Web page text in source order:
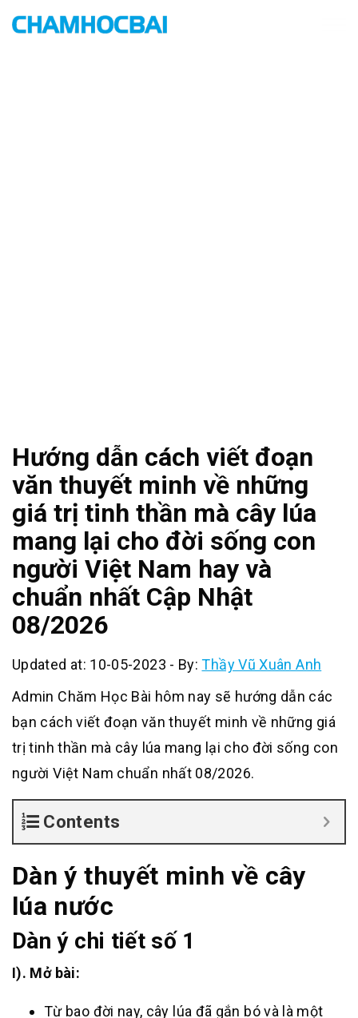
Hướng dẫn cách viết đoạn
văn thuyết minh về những
giá trị tinh thần mà cây lúa
mang lại cho đời sống con
người Việt Nam hay và
chuẩn nhất Cập Nhật
08/2026
Updated at: 10-05-2023 - By:Thầy Vũ Xuân Anh
Admin Chăm Học Bài hôm nay sẽ hướng dẫn các
bạn cách viết đoạn văn thuyết minh về những giá
trị tinh thần mà cây lúa mang lại cho đời sống con
người Việt Nam chuẩn nhất 08/2026.
Contents
Dàn ý thuyết minh về cây
lúa nước
Dàn ý chi tiết số 1
I). Mở bài:
Từ bao đời nay, cây lúa đã gắn bó và là một